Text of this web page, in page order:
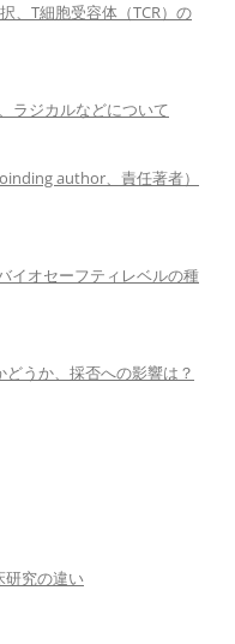
、T細胞受容体（TCR）の
ラジカルなどについて
author、責任著者）
イオセーフティレベルの種
うか、採否への影響は？
研究の違い